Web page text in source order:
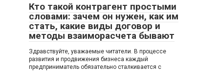
Кто такой контрагент простыми
словами: зачем он нужен, как им
стать, какие виды договор и
методы взаиморасчета бывают
Здравствуйте, уважаемые читатели. В процессе
развития и продвижения бизнеса каждый
предприниматель обязательно сталкивается с